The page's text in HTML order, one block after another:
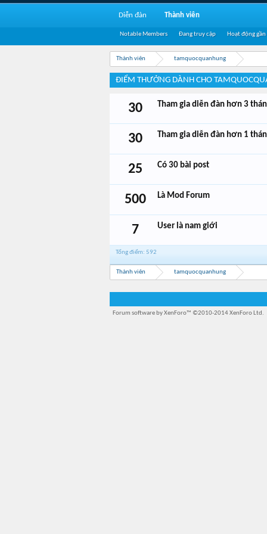
Thành viên tamquocquanhung
ĐIỂM THƯỞNG DÀNH CHO
30 Tham gia diễn đàn hơn 3
30 Tham gia diễn đàn hơn 1
25 Có 30 bài post
500 Là Mod Forum
7 User là nam giới
Tổng điểm: 592
Thành viên tamquocquanhung
Diễn đàn Thành viên
Notable Members Đang truy cập Hoạt động gần
Forum software by XenForo™ ©2010-2014 XenForo Ltd.